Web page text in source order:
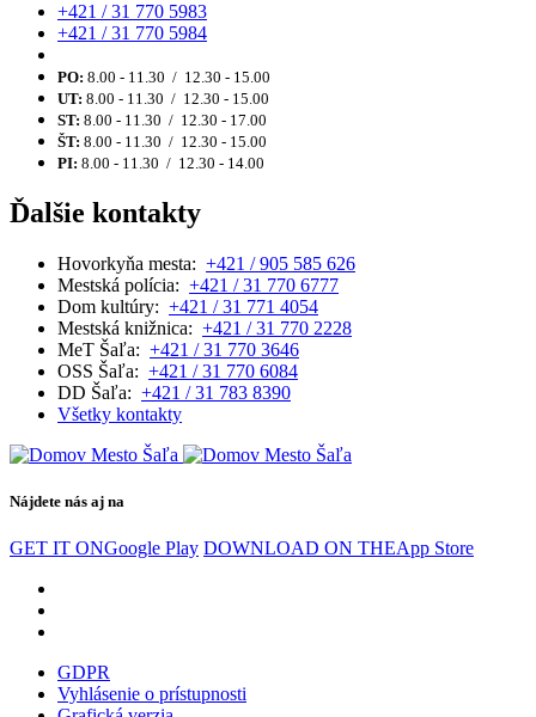
+421 / 31 770 5983
+421 / 31 770 5984
PO: 8.00 - 11.30 / 12.30 - 15.00
UT: 8.00 - 11.30 / 12.30 - 15.00
ST: 8.00 - 11.30 / 12.30 - 17.00
ŠT: 8.00 - 11.30 / 12.30 - 15.00
PI: 8.00 - 11.30 / 12.30 - 14.00
Ďalšie kontakty
Hovorkyňa mesta: +421 / 905 585 626
Mestská polícia: +421 / 31 770 6777
Dom kultúry: +421 / 31 771 4054
Mestská knižnica: +421 / 31 770 2228
MeT Šaľa: +421 / 31 770 3646
OSS Šaľa: +421 / 31 770 6084
DD Šaľa: +421 / 31 783 8390
Všetky kontakty
Nájdete nás aj na
GET IT ONGoogle Play DOWNLOAD ON THEApp Store
GDPR
Vyhlásenie o prístupnosti